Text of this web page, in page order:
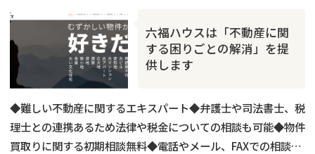
六福ハウスは「不動産に関
する困りごとの解消」を提
供します
◆難しい不動産に関するエキスパート◆弁護士や司法書士、税
理士との連携あるため法律や税金についての相談も可能◆物件
買取りに関する初期相談無料◆電話やメール、FAXでの相談可